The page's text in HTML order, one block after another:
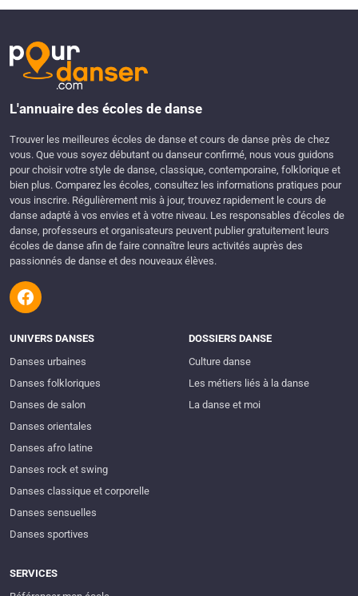
L'annuaire des écoles de danse
Trouver les meilleures écoles de danse et cours de danse près de chez
vous. Que vous soyez débutant ou danseur confirmé, nous vous guidons
pour choisir votre style de danse, classique, contemporaine, folklorique et
bien plus. Comparez les écoles, consultez les informations pratiques pour
vous inscrire. Régulièrement mis à jour, trouvez rapidement le cours de
danse adapté à vos envies et à votre niveau. Les responsables d'écoles de
danse, professeurs et organisateurs peuvent publier gratuitement leurs
écoles de danse afin de faire connaître leurs activités auprès des
passionnés de danse et des nouveaux élèves.
UNIVERS DANSES
Danses urbaines
Danses folkloriques
Danses de salon
Danses orientales
Danses afro latine
Danses rock et swing
Danses classique et corporelle
Danses sensuelles
Danses sportives
DOSSIERS DANSE
Culture danse
Les métiers liés à la danse
La danse et moi
SERVICES